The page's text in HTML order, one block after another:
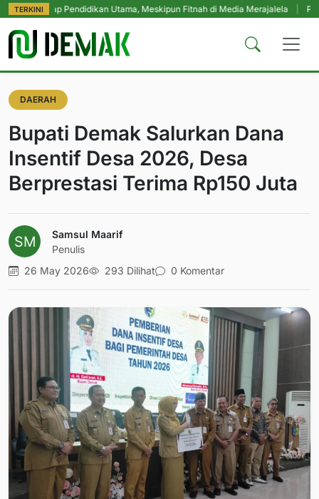
TERKINI
Tetap Pendidikan Utama, Meskipun Fitnah di Media Merajalela | Perkuat
DAERAH
Bupati Demak Salurkan Dana
Insentif Desa 2026, Desa
Berprestasi Terima Rp150 Juta
Samsul Maarif
Penulis
26 May 2026
293 Dilihat 0 Komentar